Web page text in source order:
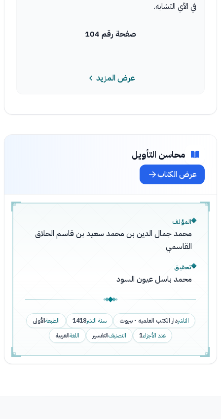
في الآي التشابه.
صفحة رقم 104
عرض المزيد
محاسن التأويل
عرض الكتاب
المؤلف
محمد جمال الدين بن محمد سعيد بن قاسم الحلاق
القاسمي
تحقيق
محمد باسل عيون السود
الناشردار الكتب العلميه - بيروت سنة النشر1418 الطبعةالأولى
عدد الأجزاء1 التصنيفالتفسير اللغةالعربية